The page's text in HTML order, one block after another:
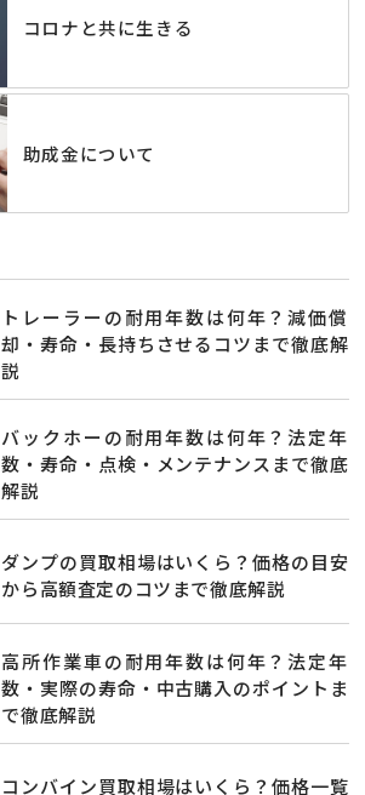
コロナと共に生きる
助成金について
トレーラーの耐用年数は何年？減価償
却・寿命・長持ちさせるコツまで徹底解
説
バックホーの耐用年数は何年？法定年
数・寿命・点検・メンテナンスまで徹底
解説
ダンプの買取相場はいくら？価格の目安
から高額査定のコツまで徹底解説
高所作業車の耐用年数は何年？法定年
数・実際の寿命・中古購入のポイントま
で徹底解説
コンバイン買取相場はいくら？価格一覧